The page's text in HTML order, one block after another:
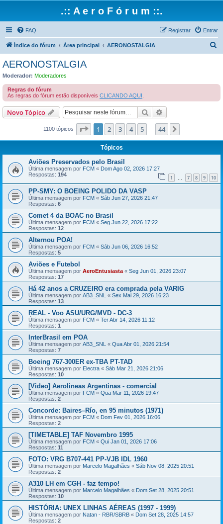
.:: A e r o F ó r u m ::.
FAQ Entrar
Registrar
Índice do fórum Área principal AERONOSTALGIA
r
AERONOSTALGIA
Moderador: Moderadores
Regras do fórum
As regras do fórum estão disponíveis CLICANDO AQUI
Novo Tópico Pesquisar
1100 tópicos Página de 44
1 2 3 4 5 44
Tópicos
Aviões Preservados pelo Brasil
Última mensagem por FCM « Dom Ago 02, 2026 17:27
Respostas: 194 1 … 7 8 9 10
PP-SMY: O BOEING POLIDO DA VASP
Última mensagem por FCM « Sáb Jun 27, 2026 21:47
Respostas: 6
Comet 4 da BOAC no Brasil
Última mensagem por FCM « Seg Jun 22, 2026 17:22
Respostas: 12
Alternou POA!
Última mensagem por FCM « Sáb Jun 06, 2026 16:52
Respostas: 5
Aviões e Futebol
Última mensagem por AeroEntusiasta « Seg Jun 01, 2026 23:07
Respostas: 17
Há 42 anos a CRUZEIRO era comprada pela VARIG
Última mensagem por AB3_SNL « Sex Mai 29, 2026 16:23
Respostas: 13
REAL - Voo ASU/URG/MVD - DC-3
Última mensagem por FCM « Ter Abr 14, 2026 11:12
Respostas: 1
InterBrasil em POA
Última mensagem por AB3_SNL « Qua Abr 01, 2026 21:54
Respostas: 7
Boeing 767-300ER ex-TBA PT-TAD
Última mensagem por Electra « Sáb Mar 21, 2026 21:06
Respostas: 10
[Video] Aerolineas Argentinas - comercial
Última mensagem por FCM « Qua Mar 11, 2026 19:47
Respostas: 2
Concorde: Baires–Río, en 95 minutos (1971)
Última mensagem por FCM « Dom Fev 01, 2026 16:06
Respostas: 2
[TIMETABLE] TAF Novembro 1995
Última mensagem por FCM « Qui Jan 01, 2026 17:06
Respostas: 11
FOTO: VRG B707-441 PP-VJB IDL 1960
Última mensagem por Marcelo Magalhães « Sáb Nov 08, 2025 20:51
Respostas: 2
A310 LH em CGH - faz tempo!
Última mensagem por Marcelo Magalhães « Dom Set 28, 2025 20:51
Respostas: 10
HISTÓRIA: UNEX LINHAS AÉREAS (1997 - 1999)
Última mensagem por Natan - RBR/SBRB « Dom Set 28, 2025 14:57
Respostas: 2